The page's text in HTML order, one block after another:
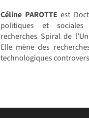
Céline PAROTTE est
politiques et
recherches Spiral de
Elle mène des
technologiques